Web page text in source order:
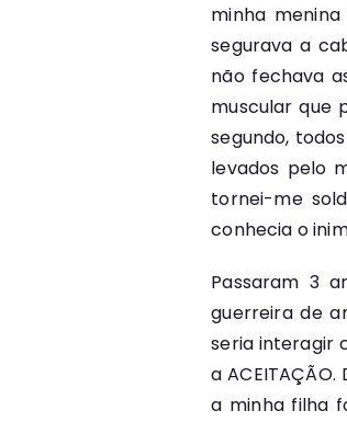
minha
segurava a
não fechava
muscular que
segundo,
levados pelo
tornei-me
conhecia o
Passaram 3
guerreira de
seria interagir
a
a minha filha